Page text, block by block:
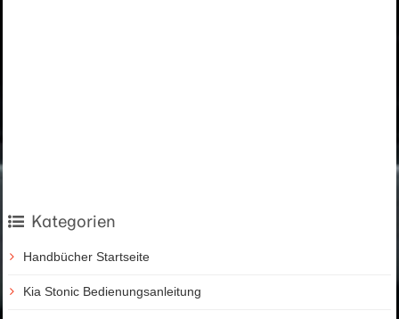
Kategorien
Handbücher Startseite
Kia Stonic Bedienungsanleitung